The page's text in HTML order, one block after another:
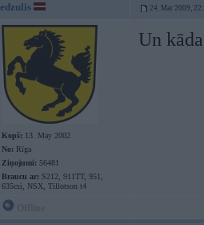
edzulis 24. Mar 2009,
Kopš: 13. May 2002
No: Rīga
Ziņojumi: 56481
Braucu ar: S212, 911TT, 951,
635csi, NSX, Tillotson t4
Un